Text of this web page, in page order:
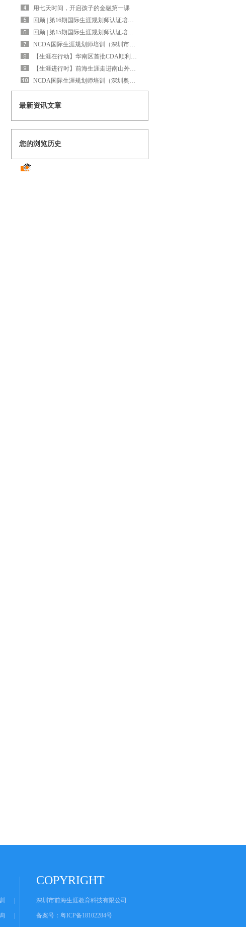
用七天时间，开启孩子的金融第一课
回顾 | 第16期国际生涯规划师认证培训圆满结束
回顾 | 第15期国际生涯规划师认证培训圆满结束
NCDA国际生涯规划师培训（深圳市福田中学专场）圆满结束
【生涯在行动】华南区首批CDA顺利结业啦！
【生涯进行时】前海生涯走进南山外国语滨海中学
NCDA国际生涯规划师培训（深圳奥斯翰外语学校专场）圆满结束
最新资讯文章
您的浏览历史
COPYRIGHT
深圳市前海生涯教育科技有限公司
备案号： 粤ICP备18102284号